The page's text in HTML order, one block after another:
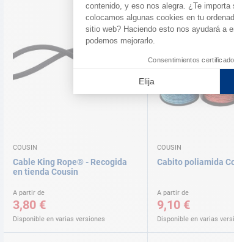
COUSIN
Cable King Rope® - Recogida
en tienda Cousin
A partir de
3,80 €
Disponible en varias versiones
COUSIN
Cabito poliamida
A partir de
9,10 €
Disponible en varias